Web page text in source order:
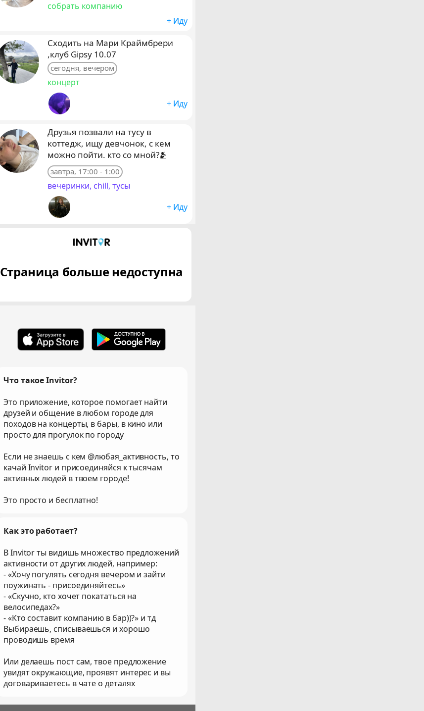
собрать компанию
+ Иду
Сходить на Мари Краймбрери
,клуб Gipsy 10.07
сегодня, вечером
концерт
+ Иду
Друзья позвали на тусу в
коттедж, ищу девчонок, с кем
можно пойти. кто со мной?🫂
завтра, 17:00 - 1:00
вечеринки, chill, тусы
+ Иду
Страница больше недоступна
Что такое Invitor?
Это приложение, которое помогает найти
друзей и общение в любом городе для
походов на концерты, в бары, в кино или
просто для прогулок по городу
Если не знаешь с кем @любая_активность, то
качай Invitor и присоединяйся к тысячам
активных людей в твоем городе!
Это просто и бесплатно!
Как это работает?
В Invitor ты видишь множество предложений
активности от других людей, например:
- «Хочу погулять сегодня вечером и зайти
поужинать - присоединяйтесь»
- «Скучно, кто хочет покататься на
велосипедах?»
- «Кто составит компанию в бар))?» и тд
Выбираешь, списываешься и хорошо
проводишь время
Или делаешь пост сам, твое предложение
увидят окружающие, проявят интерес и вы
договариваетесь в чате о деталях